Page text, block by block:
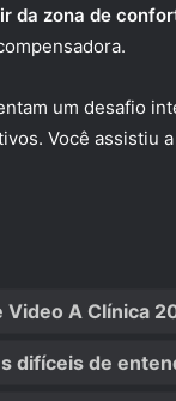
da zona de
um desafio
Você assistiu
Video A Clínica
difíceis de